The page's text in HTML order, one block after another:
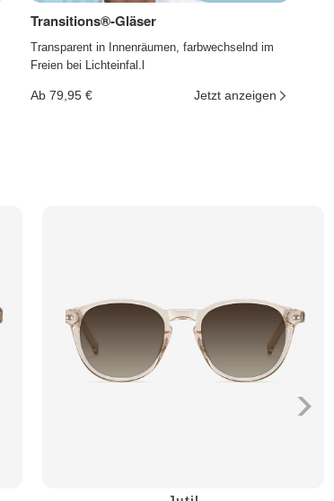
Transitions®-Gläser
Transparent in Innenräumen, farbwechselnd im
Freien bei Lichteinfal.l
Ab 79,95 € Jetzt anzeigen